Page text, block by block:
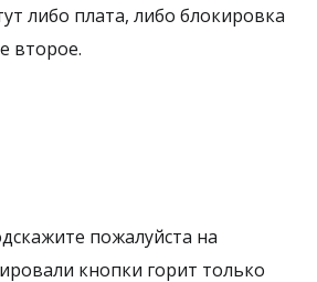
либо плата, либо блокировка
второе.
пожалуйста на
кнопки горит только